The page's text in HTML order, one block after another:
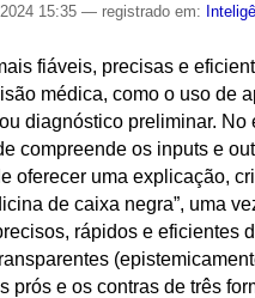
15:35— registrado em:
fiáveis, precisas e
médica, como o uso de
diagnóstico preliminar. No
compreende os inputs e
oferecer uma explicação,
de caixa negra”, uma
rápidos e eficientes
e os contras de três